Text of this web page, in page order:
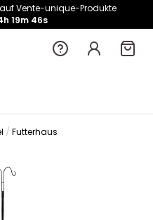
auf Vente-unique-Produkte
19m 46s
Futterhaus